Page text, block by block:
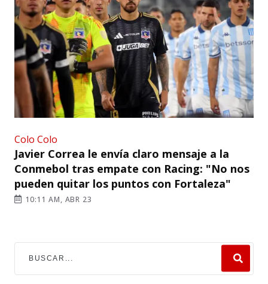
Colo Colo
Javier Correa le envía claro mensaje a la
Conmebol tras empate con Racing: "No nos
pueden quitar los puntos con Fortaleza"
10:11 AM, ABR 23